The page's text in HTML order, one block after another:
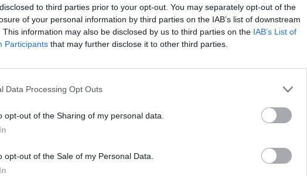
to third parties prior to your opt-out. You may separately opt-out of the
of your personal information by third parties on the IAB’s list of downstream
This information may also be disclosed by us to third parties on the IAB’s List of
Participants that may further disclose it to other third parties.
Data Processing Opt Outs
opt-out of the Sharing of my personal data.
opt-out of the Sale of my Personal Data.
όταν αναζητάς ειδήσεις στη Google
ως προτιμώμενη πηγή
αποτελέσματα της Google
διακοπή ρεύματος θα
2019 από τις 03:00μ.μ. έως τις
του Δήμου Ευρώτα: Άγιος Δημήτριος –